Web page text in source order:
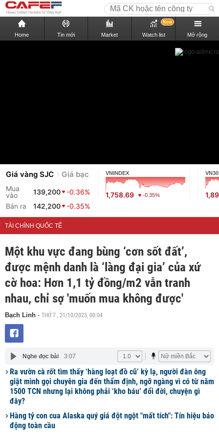
Home Tin mới Market Watch list
New
Mở rộng
Giá vàng SJC Giá bạc
Mua
vào
139,200
-0.36%
Bán ra
142,200 -0.35%
VNINDEX
1,758.69 -0.35%
VN30
TÀI CHÍNH QUỐC TẾ
Một khu vực đang bùng ‘cơn sốt đất’,
được mệnh danh là ‘làng đại gia’ của xứ
cờ hoa: Hơn 1,1 tỷ đồng/m2 vẫn tranh
nhau, chỉ sợ 'muốn mua không được'
Bạch Linh - THỨ 7 , 21/10/2023, 00:04
Nghe đọc bài 3:07
Ra vườn cà rốt tìm thấy ‘hàng loạt đồ cũ’ kỳ lạ, người đàn ông
giật mình gọi chuyên gia đến thẩm định, ngỡ ngàng vì có từ năm
1500 TCN nhưng lại không phải ‘kho báu’ đổi đời, chuyện gì
đây?
Hàng tỷ con cua Alaska quý giá đột ngột "mất tích": Tín hiệu báo
động toàn cầu